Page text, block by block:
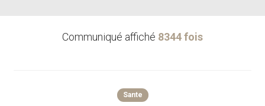
Communiqué affiché 8344 fois
Sante